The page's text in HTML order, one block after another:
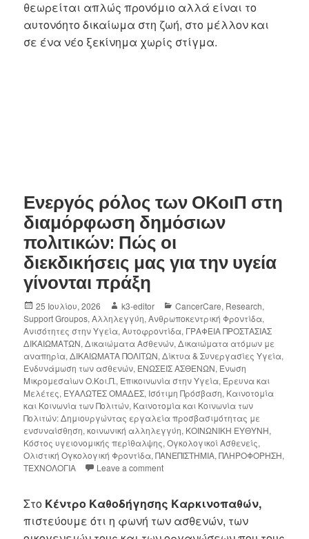
θεωρείται απλώς προνόμιο αλλά είναι το
αυτονόητο δικαίωμα στη ζωή, στο μέλλον και
σε ένα νέο ξεκίνημα χωρίς στίγμα.
Ενεργός ρόλος των ΟΚοιΠ στη
διαμόρφωση δημόσιων
πολιτικών: Πώς οι
διεκδικήσεις μας για την υγεία
γίνονται πράξη
25 Ιουλίου, 2026 k3-editor CancerCare, Research,
Support Groupos,Αλληλεγγύη,Ανθρωποκεντρική Φροντίδα,
Ανισότητες στην Υγεία,Αυτοφροντίδα, ΓΡΑΦΕΙΑ ΠΡΟΣΤΑΣΙΑΣ
ΔΙΚΑΙΩΜΑΤΩΝ,Δικαιώματα Ασθενών,Δικαιώματα ατόμων με
αναπηρία,ΔΙΚΑΙΩΜΑΤΑ ΠΟΛΙΤΩΝ,Δίκτυα & Συνεργασίες Υγεία,
Ενδυνάμωση των ασθενών, ΕΝΩΣΕΙΣ ΑΣΘΕΝΩΝ, Ένωση
Μικρομεσαίων Ο.Κοι.Π., Επικοινωνία στην Υγεία, Έρευνα και
Μελέτες, ΕΥΑΛΩΤΕΣ ΟΜΑΔΕΣ, Ισότιμη Πρόσβαση, Καινοτομία
και Κοινωνία των Πολιτών, Καινοτομία και Κοινωνία των
Πολιτών: Δημιουργώντας εργαλεία προσβασιμότητας με
ενσυναίσθηση,κοινωνική αλληλεγγύη, ΚΟΙΝΩΝΙΚΗ ΕΥΘΥΝΗ,
Κόστος υγειονομικής περίθαλψης,Ογκολογικοί Ασθενείς,
Ολιστική Ογκολογική Φροντίδα,ΠΑΝΕΠΙΣΤΗΜΙΑ,ΠΛΗΡΟΦΟΡΗΣΗ,
ΤΕΧΝΟΛΟΓΙΑ
Leave a comment
Στο Κέντρο Καθοδήγησης Καρκινοπαθών,
πιστεύουμε ότι η φωνή των ασθενών, των